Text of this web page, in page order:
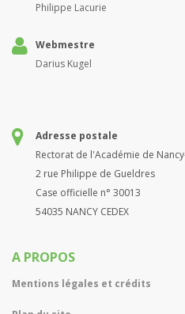
Philippe Lacurie
Webmestre
Darius Kugel
Adresse postale
Rectorat de l'Académie de
2 rue Philippe de Gueldres
Case officielle n° 30013
54035 NANCY CEDEX
A PROPOS
Mentions légales et crédits